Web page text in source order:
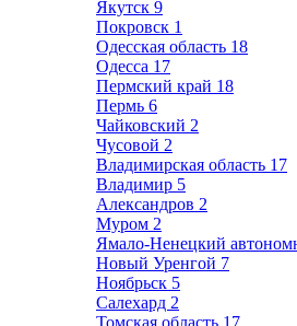
Якутск 9
Покровск 1
Одесская область 18
Одесса 17
Пермский край 18
Пермь 6
Чайковский 2
Чусовой 2
Владимирская область 17
Владимир 5
Александров 2
Муром 2
Ямало-Ненецкий
Новый Уренгой 7
Ноябрьск 5
Салехард 2
Томская область 17